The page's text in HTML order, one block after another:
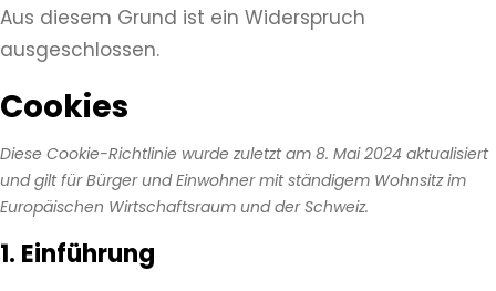
Aus diesem Grund ist ein Widerspruch
ausgeschlossen.
Cookies
Diese Cookie-Richtlinie wurde zuletzt am 8. Mai 2024 aktualisiert
und gilt für Bürger und Einwohner mit ständigem Wohnsitz im
Europäischen Wirtschaftsraum und der Schweiz.
1. Einführung